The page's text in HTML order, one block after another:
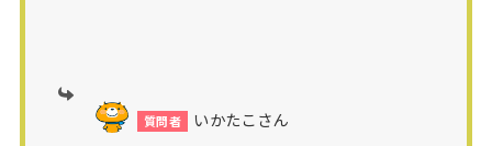
いかたこさん